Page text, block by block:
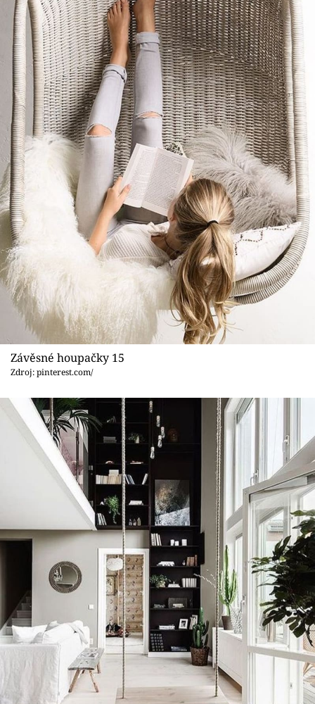
Závěsné houpačky 15
Zdroj: pinterest.com/